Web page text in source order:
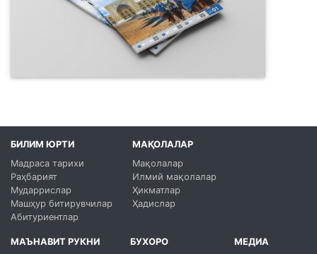
БИЛИМ ЮРТИ
Мадраса тарихи
Раҳбарият
Мударрислар
Машҳур битирувчилар
Абитуриентлар
МАҚОЛАЛАР
Мақолалар
Илмий мақолалар
Ҳикматлар
Ҳадислар
МАЪНАВИТ РУКНИ
БУХОРО
МЕДИА